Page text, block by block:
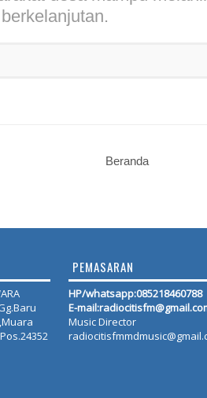
Beranda
PEMASARAN
HP/whatsapp:085218460788
E-
Music Director